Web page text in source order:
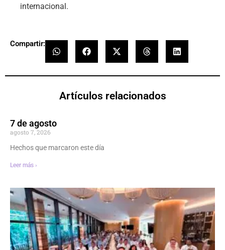
internacional.
Compartir:
Artículos relacionados
7 de agosto
agosto 7, 2026
Hechos que marcaron este día
Leer más ›